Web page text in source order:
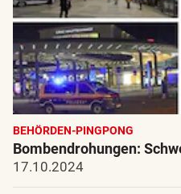
BEHÖRDEN-PINGPONG
Bombendrohungen:
17.10.2024